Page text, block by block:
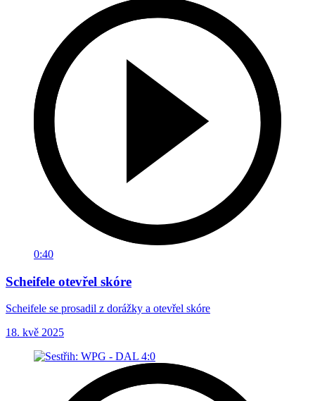
0:40
Scheifele otevřel skóre
Scheifele se prosadil z dorážky a otevřel skóre
18. kvě 2025